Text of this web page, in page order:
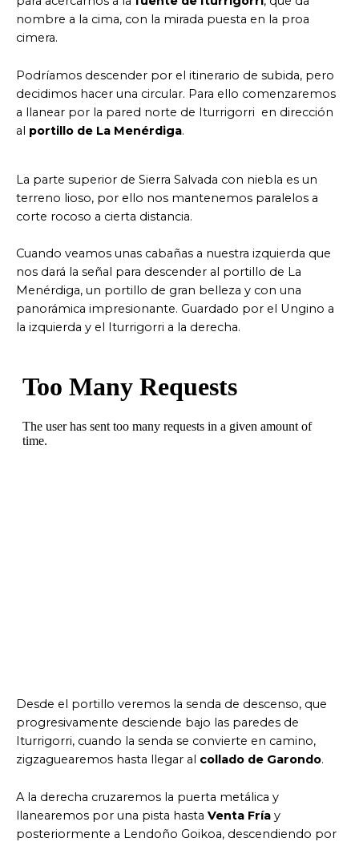
nombre a la cima, con la mirada puesta en la proa
cimera.
Podríamos descender por el itinerario de subida, pero
decidimos hacer una circular. Para ello comenzaremos
a llanear por la pared norte de Iturrigorri en dirección
al portillo de La Menérdiga.
La parte superior de Sierra Salvada con niebla es un
terreno lioso, por ello nos mantenemos paralelos a
corte rocoso a cierta distancia.
Cuando veamos unas cabañas a nuestra izquierda que
nos dará la señal para descender al portillo de La
Menérdiga, un portillo de gran belleza y con una
panorámica impresionante. Guardado por el Ungino a
la izquierda y el Iturrigorri a la derecha.
Desde el portillo veremos la senda de descenso, que
progresivamente desciende bajo las paredes de
Iturrigorri, cuando la senda se convierte en camino,
zigzaguearemos hasta llegar al collado de Garondo.
A la derecha cruzaremos la puerta metálica y
llanearemos por una pista hasta Venta Fría y
posteriormente a Lendoño Goikoa, descendiendo por